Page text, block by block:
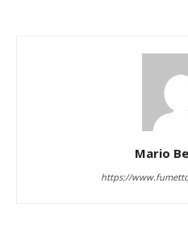
Mario
https://